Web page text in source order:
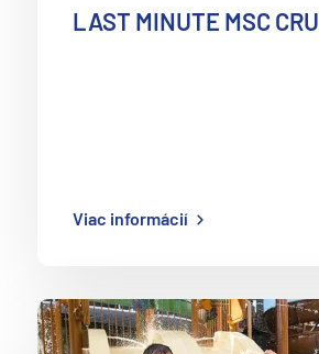
LAST MINUTE MSC
Viac informácií